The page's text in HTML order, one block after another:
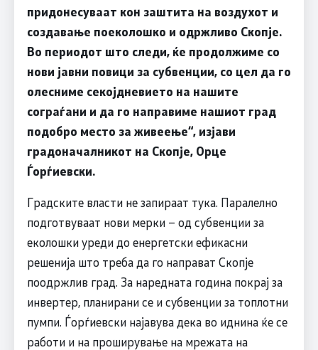
придонесуваат кон заштита на воздухот и
создавање поеколошко и одржливо Скопје.
Во периодот што следи, ќе продолжиме со
нови јавни повици за субвенции, со цел да го
олесниме секојдневието на нашите
сограѓани и да го направиме нашиот град
подобро место за живеење“, изјави
градоначалникот на Скопје, Орце
Ѓорѓиевски.
Градските власти не запираат тука. Паралелно
подготвуваат нови мерки – од субвенции за
еколошки уреди до енергетски ефикасни
решенија што треба да го направат Скопје
поодржлив град. За наредната година покрај за
инвертер, планирани се и субвенции за топлотни
пумпи. Ѓорѓиевски најавува дека во иднина ќе се
работи и на проширување на мрежата на